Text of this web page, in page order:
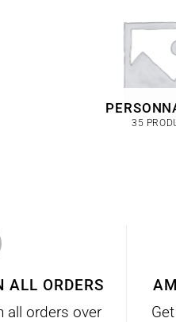
35
ALL ORDERS
all orders over